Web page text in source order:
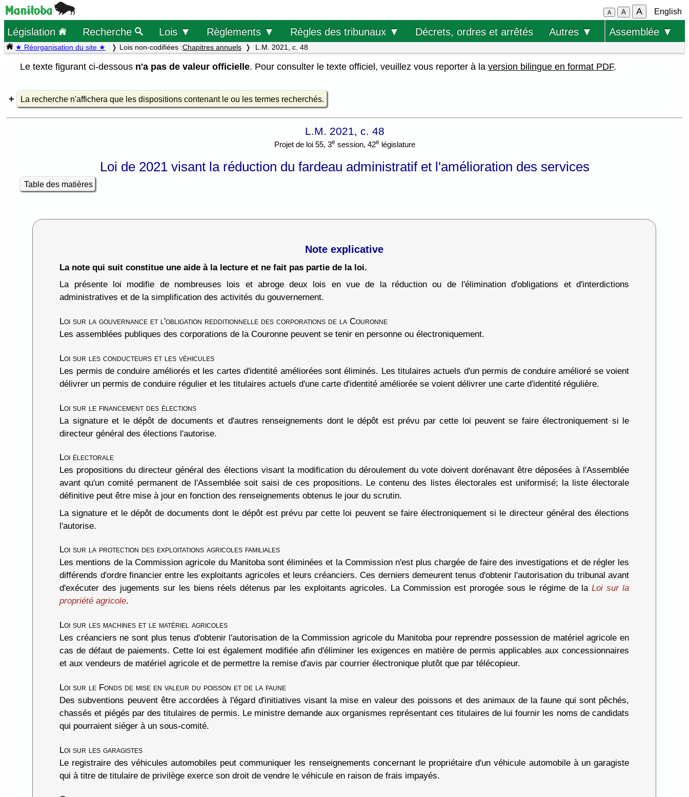
A A A English
Législation Recherche Lois ▼ Règlements ▼ Règles des tribunaux ▼ Décrets, ordres et arrêtés Autres ▼ Assemblée ▼
★ Réorganisation du site ★ Lois non-codifiées :Chapitres annuels L.M. 2021, c. 48
Le texte figurant ci-dessous n'a pas de valeur officielle. Pour consulter le texte officiel, veuillez vous reporter à laversion bilingue en format PDF.
La recherche n'affichera que les dispositions contenant le ou les termes recherchés.
L.M. 2021, c. 48
Projet de loi 55, 3e session, 42e législature
Loi de 2021 visant la réduction du fardeau administratif et l'amélioration des services
Table des matières
Note explicative
La note qui suit constitue une aide à la lecture et ne fait pas partie de la loi.
La présente loi modifie de nombreuses lois et abroge deux lois en vue de la réduction ou de l'élimination d'obligations et d'interdictions
administratives et de la simplification des activités du gouvernement.
Loi sur la gouvernance et l'obligation redditionnelle des corporations de la Couronne
Les assemblées publiques des corporations de la Couronne peuvent se tenir en personne ou électroniquement.
Loi sur les conducteurs et les véhicules
Les permis de conduire améliorés et les cartes d'identité améliorées sont éliminés. Les titulaires actuels d'un permis de conduire amélioré se voient
délivrer un permis de conduire régulier et les titulaires actuels d'une carte d'identité améliorée se voient délivrer une carte d'identité régulière.
Loi sur le financement des élections
La signature et le dépôt de documents et d'autres renseignements dont le dépôt est prévu par cette loi peuvent se faire électroniquement si le
directeur général des élections l'autorise.
Loi électorale
Les propositions du directeur général des élections visant la modification du déroulement du vote doivent dorénavant être déposées à l'Assemblée
avant qu'un comité permanent de l'Assemblée soit saisi de ces propositions. Le contenu des listes électorales est uniformisé; la liste électorale
définitive peut être mise à jour en fonction des renseignements obtenus le jour du scrutin.
La signature et le dépôt de documents dont le dépôt est prévu par cette loi peuvent se faire électroniquement si le directeur général des élections
l'autorise.
Loi sur la protection des exploitations agricoles familiales
Les mentions de la Commission agricole du Manitoba sont éliminées et la Commission n'est plus chargée de faire des investigations et de régler les
différends d'ordre financier entre les exploitants agricoles et leurs créanciers. Ces derniers demeurent tenus d'obtenir l'autorisation du tribunal avant
d'exécuter des jugements sur les biens réels détenus par les exploitants agricoles. La Commission est prorogée sous le régime de laLoi sur la
propriété agricole.
Loi sur les machines et le matériel agricoles
Les créanciers ne sont plus tenus d'obtenir l'autorisation de la Commission agricole du Manitoba pour reprendre possession de matériel agricole en
cas de défaut de paiements. Cette loi est également modifiée afin d'éliminer les exigences en matière de permis applicables aux concessionnaires
et aux vendeurs de matériel agricole et de permettre la remise d'avis par courrier électronique plutôt que par télécopieur.
Loi sur le Fonds de mise en valeur du poisson et de la faune
Des subventions peuvent être accordées à l'égard d'initiatives visant la mise en valeur des poissons et des animaux de la faune qui sont pêchés,
chassés et piégés par des titulaires de permis. Le ministre demande aux organismes représentant ces titulaires de lui fournir les noms de candidats
qui pourraient siéger à un sous-comité.
Loi sur les garagistes
Le registraire des véhicules automobiles peut communiquer les renseignements concernant le propriétaire d'un véhicule automobile à un garagiste
qui à titre de titulaire de privilège exerce son droit de vendre le véhicule en raison de frais impayés.